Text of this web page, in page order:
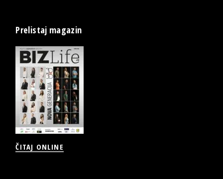
Prelistaj magazin
ČITAJ ONLINE